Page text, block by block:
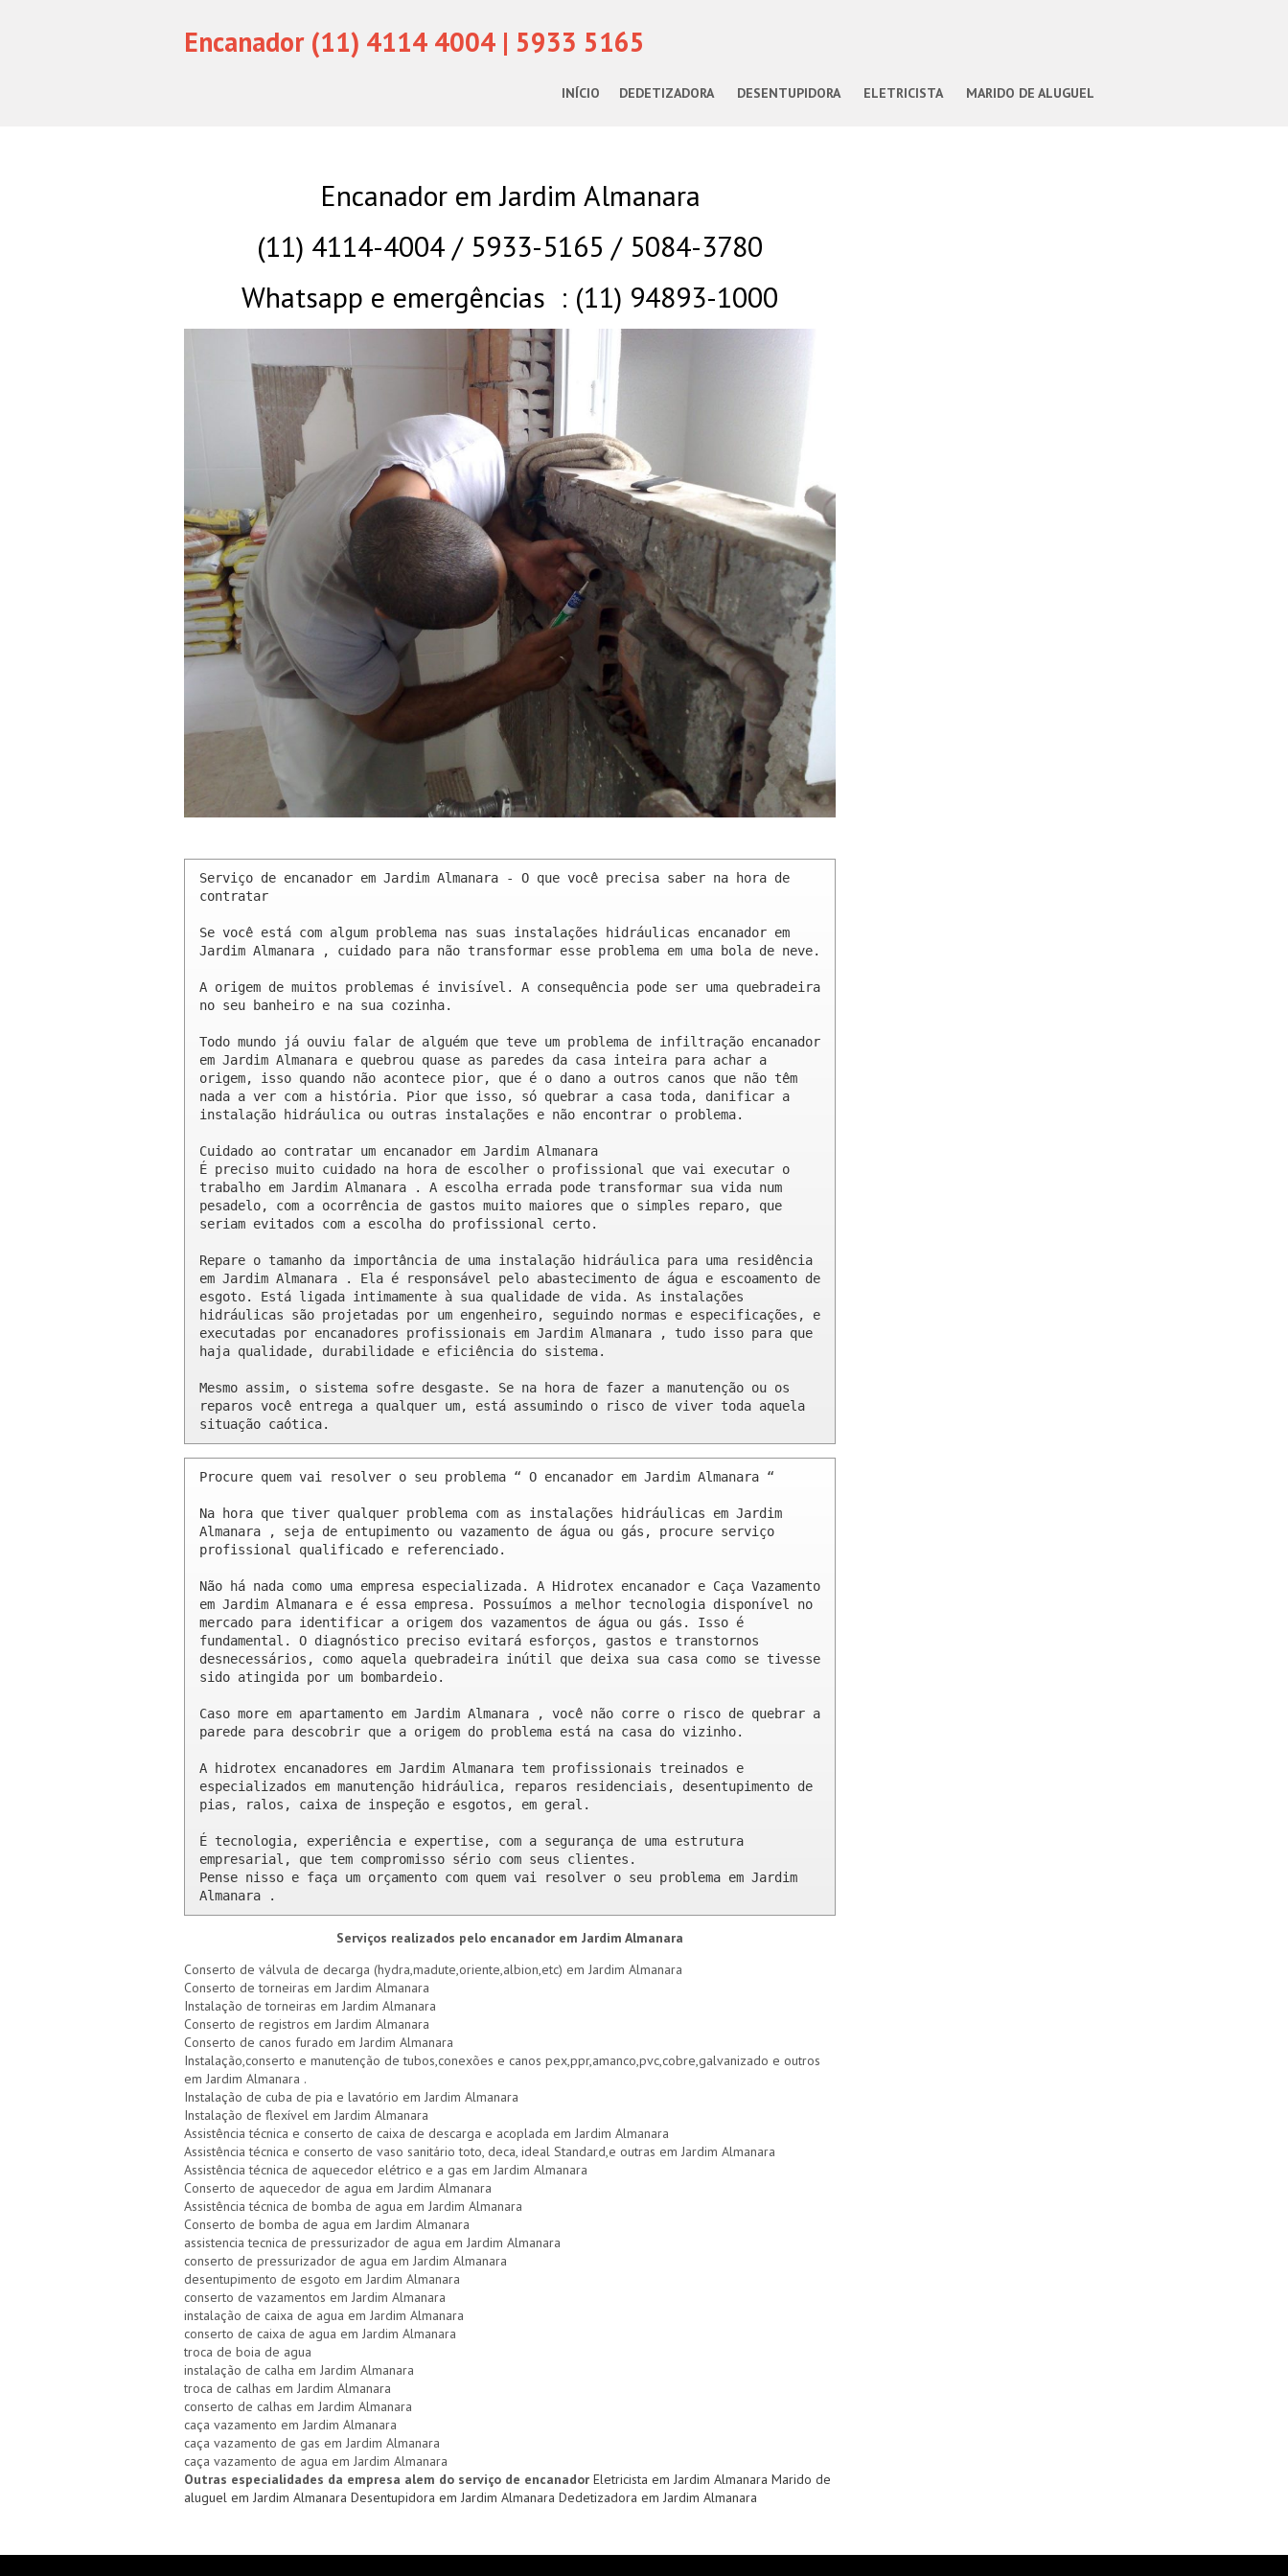
Encanador (11) 4114 4004 | 5933 5165
INÍCIO DEDETIZADORA DESENTUPIDORA ELETRICISTA MARIDO DE ALUGUEL
Encanador em Jardim Almanara
(11) 4114-4004 / 5933-5165 / 5084-3780
Whatsapp e emergências : (11) 94893-1000
Serviço de encanador em Jardim Almanara - O que você precisa saber na hora de
contratar
Se você está com algum problema nas suas instalações hidráulicas encanador em
Jardim Almanara , cuidado para não transformar esse problema em uma bola de neve.
A origem de muitos problemas é invisível. A consequência pode ser uma quebradeira
no seu banheiro e na sua cozinha.
Todo mundo já ouviu falar de alguém que teve um problema de infiltração encanador
em Jardim Almanara e quebrou quase as paredes da casa inteira para achar a
origem, isso quando não acontece pior, que é o dano a outros canos que não têm
nada a ver com a história. Pior que isso, só quebrar a casa toda, danificar a
instalação hidráulica ou outras instalações e não encontrar o problema.
Cuidado ao contratar um encanador em Jardim Almanara
É preciso muito cuidado na hora de escolher o profissional que vai executar o
trabalho em Jardim Almanara . A escolha errada pode transformar sua vida num
pesadelo, com a ocorrência de gastos muito maiores que o simples reparo, que
seriam evitados com a escolha do profissional certo.
Repare o tamanho da importância de uma instalação hidráulica para uma residência
em Jardim Almanara . Ela é responsável pelo abastecimento de água e escoamento de
esgoto. Está ligada intimamente à sua qualidade de vida. As instalações
hidráulicas são projetadas por um engenheiro, seguindo normas e especificações, e
executadas por encanadores profissionais em Jardim Almanara , tudo isso para que
haja qualidade, durabilidade e eficiência do sistema.
Mesmo assim, o sistema sofre desgaste. Se na hora de fazer a manutenção ou os
reparos você entrega a qualquer um, está assumindo o risco de viver toda aquela
situação caótica.
Procure quem vai resolver o seu problema “ O encanador em Jardim Almanara “
Na hora que tiver qualquer problema com as instalações hidráulicas em Jardim
Almanara , seja de entupimento ou vazamento de água ou gás, procure serviço
profissional qualificado e referenciado.
Não há nada como uma empresa especializada. A Hidrotex encanador e Caça Vazamento
em Jardim Almanara e é essa empresa. Possuímos a melhor tecnologia disponível no
mercado para identificar a origem dos vazamentos de água ou gás. Isso é
fundamental. O diagnóstico preciso evitará esforços, gastos e transtornos
desnecessários, como aquela quebradeira inútil que deixa sua casa como se tivesse
sido atingida por um bombardeio.
Caso more em apartamento em Jardim Almanara , você não corre o risco de quebrar a
parede para descobrir que a origem do problema está na casa do vizinho.
A hidrotex encanadores em Jardim Almanara tem profissionais treinados e
especializados em manutenção hidráulica, reparos residenciais, desentupimento de
pias, ralos, caixa de inspeção e esgotos, em geral.
É tecnologia, experiência e expertise, com a segurança de uma estrutura
empresarial, que tem compromisso sério com seus clientes.
Pense nisso e faça um orçamento com quem vai resolver o seu problema em Jardim
Almanara .
Serviços realizados pelo encanador em Jardim Almanara
Conserto de válvula de decarga (hydra,madute,oriente,albion,etc) em Jardim Almanara
Conserto de torneiras em Jardim Almanara
Instalação de torneiras em Jardim Almanara
Conserto de registros em Jardim Almanara
Conserto de canos furado em Jardim Almanara
Instalação,conserto e manutenção de tubos,conexões e canos pex,ppr,amanco,pvc,cobre,galvanizado e outros
em Jardim Almanara .
Instalação de cuba de pia e lavatório em Jardim Almanara
Instalação de flexível em Jardim Almanara
Assistência técnica e conserto de caixa de descarga e acoplada em Jardim Almanara
Assistência técnica e conserto de vaso sanitário toto, deca, ideal Standard,e outras em Jardim Almanara
Assistência técnica de aquecedor elétrico e a gas em Jardim Almanara
Conserto de aquecedor de agua em Jardim Almanara
Assistência técnica de bomba de agua em Jardim Almanara
Conserto de bomba de agua em Jardim Almanara
assistencia tecnica de pressurizador de agua em Jardim Almanara
conserto de pressurizador de agua em Jardim Almanara
desentupimento de esgoto em Jardim Almanara
conserto de vazamentos em Jardim Almanara
instalação de caixa de agua em Jardim Almanara
conserto de caixa de agua em Jardim Almanara
troca de boia de agua
instalação de calha em Jardim Almanara
troca de calhas em Jardim Almanara
conserto de calhas em Jardim Almanara
caça vazamento em Jardim Almanara
caça vazamento de gas em Jardim Almanara
caça vazamento de agua em Jardim Almanara
Outras especialidades da empresa alem do serviço de encanador Eletricista em Jardim Almanara Marido de
aluguel em Jardim Almanara Desentupidora em Jardim Almanara Dedetizadora em Jardim Almanara